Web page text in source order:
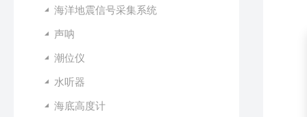
海洋地震信号采集系统
声呐
潮位仪
水听器
海底高度计